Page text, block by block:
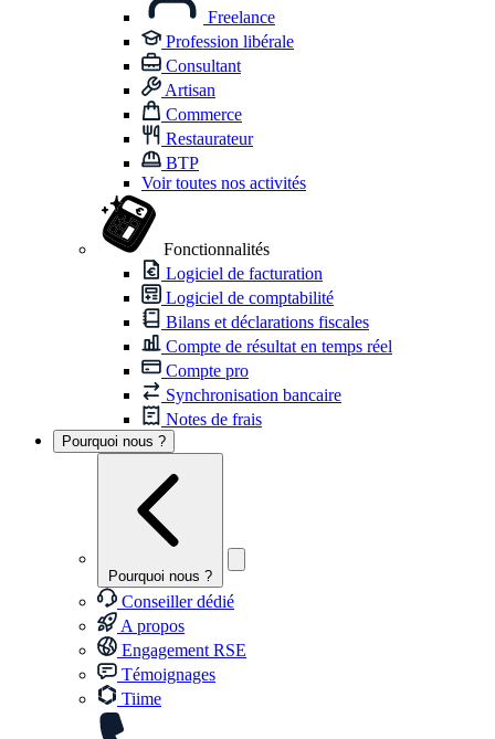
Freelance
Profession libérale
Consultant
Artisan
Commerce
Restaurateur
BTP
Voir toutes nos activités
Fonctionnalités
Logiciel de facturation
Logiciel de comptabilité
Bilans et déclarations fiscales
Compte de résultat en temps réel
Compte pro
Synchronisation bancaire
Notes de frais
Pourquoi nous ?
Pourquoi nous ?
Conseiller dédié
A propos
Engagement RSE
Témoignages
Tiime